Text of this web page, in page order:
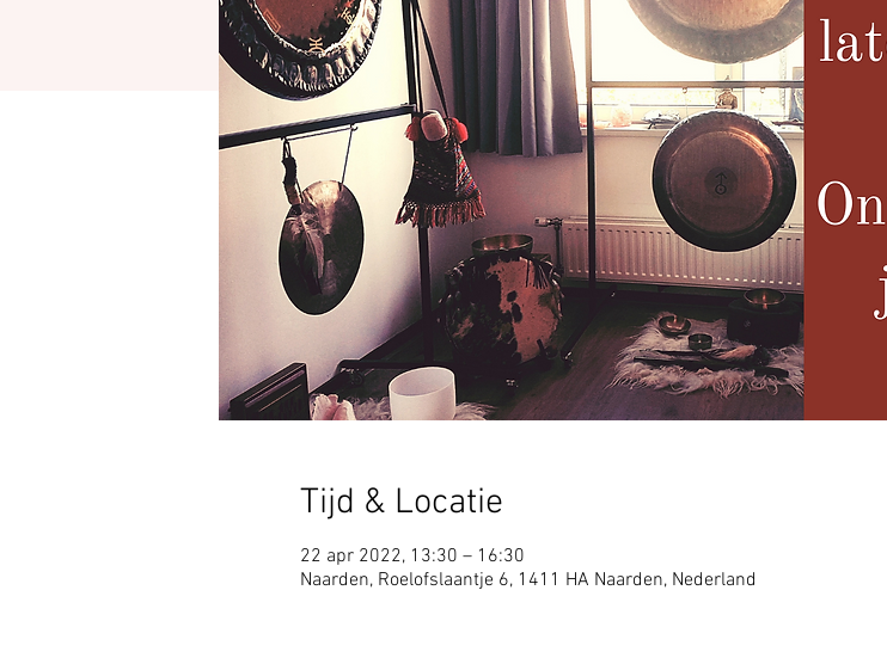
Tijd & Locatie
22 apr 2022, 13:30 – 16:30
Naarden, Roelofslaantje 6, 1411 HA Naarden, Nederland